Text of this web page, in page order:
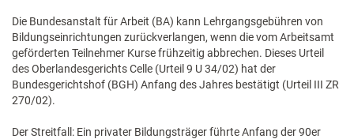
Die Bundesanstalt für Arbeit (BA) kann Lehrgangsgebühren von
Bildungseinrichtungen zurückverlangen, wenn die vom Arbeitsamt
geförderten Teilnehmer Kurse frühzeitig abbrechen. Dieses Urteil
des Oberlandesgerichts Celle (Urteil 9 U 34/02) hat der
Bundesgerichtshof (BGH) Anfang des Jahres bestätigt (Urteil III ZR
270/02).
Der Streitfall: Ein privater Bildungsträger führte Anfang der 90er